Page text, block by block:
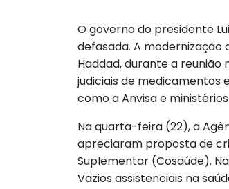
O governo do presidente
defasada. A
Haddad, durante a
judiciais de medicamentos
como a Anvisa e
Na quarta-feira (22), a
apreciaram proposta de
Suplementar (Cosaúde).
Vazios assistenciais na